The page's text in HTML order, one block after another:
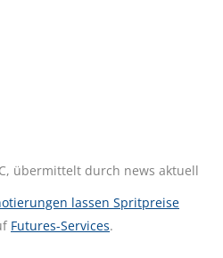
übermittelt durch news aktuell
lassen Spritpreise
Futures-Services.